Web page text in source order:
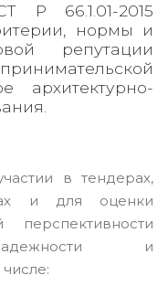
Р 66.1.01-2015
нормы и
репутации
архитектурно-
в тендерах,
и для оценки
перспективности
и